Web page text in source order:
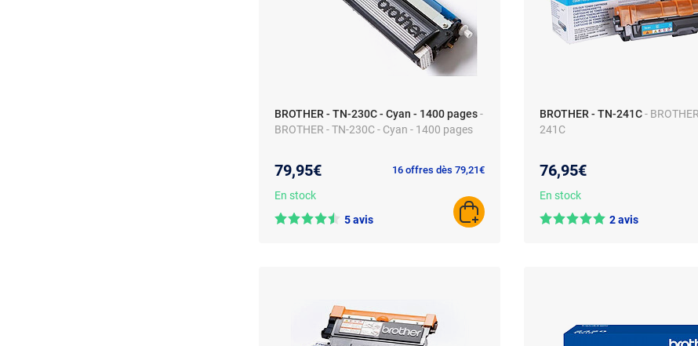
BROTHER - TN-230C - Cyan - 1400 pages-
BROTHER - TN-230C - Cyan - 1400 pages
79,95€ 16 offres dès 79,21€
En stock
5 avis
AJOUTER AU PANIER
BROTHER - TN-241C-
241C
76,95€
En stock
2 avis